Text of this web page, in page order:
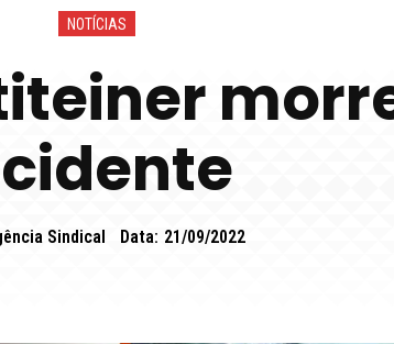
NOTÍCIAS
Sindical Data: 21/09/2022